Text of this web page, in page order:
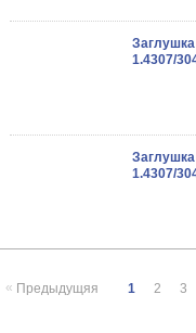
1.4307/
1.4307/
« Предыдущяя 1 2 3